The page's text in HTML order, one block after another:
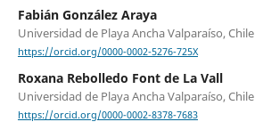
Fabián González Araya
Universidad de Playa Ancha Valparaíso, Chile
https://orcid.org/0000-0002-5276-725X
Roxana Rebolledo Font de La Vall
Universidad de Playa Ancha Valparaíso, Chile
https://orcid.org/0000-0002-8378-7683